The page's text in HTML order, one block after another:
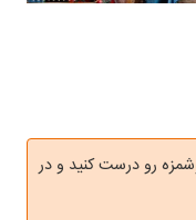
رو درست کنید و در